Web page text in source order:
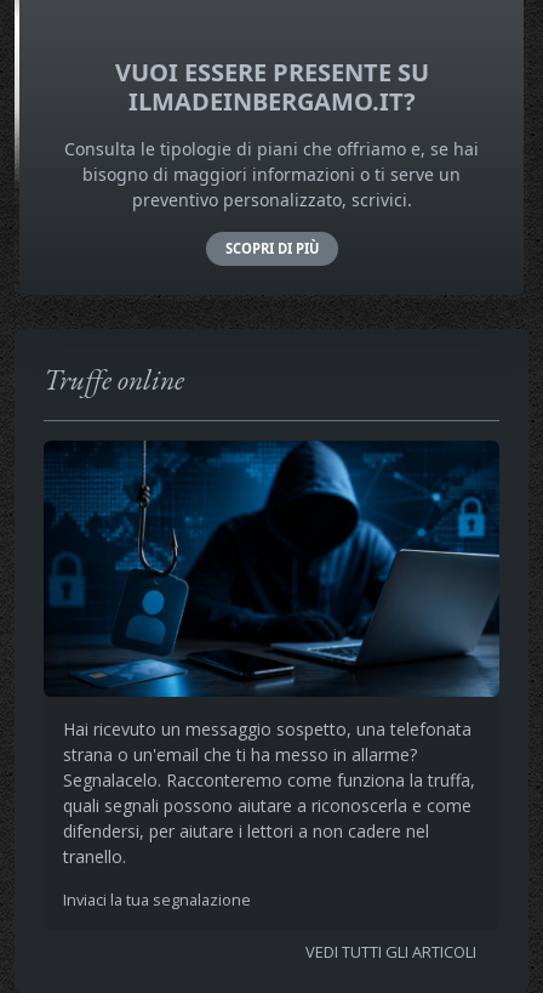
VUOI ESSERE PRESENTE SU
ILMADEINBERGAMO.IT?
Consulta le tipologie di piani che offriamo e, se hai
bisogno di maggiori informazioni o ti serve un
preventivo personalizzato, scrivici.
SCOPRI DI PIÙ
Truffe online
Hai ricevuto un messaggio sospetto, una telefonata
strana o un'email che ti ha messo in allarme?
Segnalacelo. Racconteremo come funziona la truffa,
quali segnali possono aiutare a riconoscerla e come
difendersi, per aiutare i lettori a non cadere nel
tranello.
Inviaci la tua segnalazione
VEDI TUTTI GLI ARTICOLI